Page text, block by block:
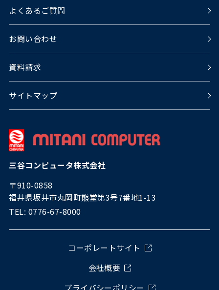
三谷コンピュータ株式会社
〒910-0858
福井県坂井市丸岡町熊堂第3号7番地1-13
TEL: 0776-67-8000
よくあるご質問
お問い合わせ
資料請求
サイトマップ
コーポレートサイト
会社概要
プライバシーポリシー